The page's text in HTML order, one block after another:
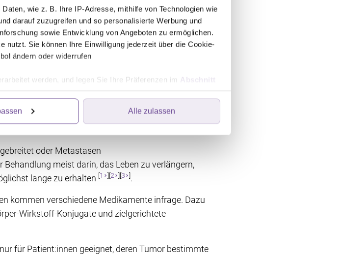
wie z. B. Ihre IP-Adresse, mithilfe von Technologien wie
darauf zuzugreifen und so personalisierte Werbung und
sowie Entwicklung von Angeboten zu ermöglichen.
nutzt. Sie können Ihre Einwilligung jederzeit über die Cookie-
ändern oder widerrufen
werden, und legen Sie Ihre Präferenzen im Abschnitt
im Endgerät eines Seitenbesuchers speichern oder dort
Dies alles hilft uns, unsere Website optimal zu gestalten
indem Sie auf das runde Icon in der linken unteren Ecke
Alle zulassen
eine andere Form der Harnableitung sein 1 2
blasenerhaltende trimodale Therapieinfrage.
einer Strahlentherapie und einer begleitenden
ist oder Metastasen gebildet
oder Metastasen
meist darin, das Leben zu verlängern,
lange zu erhalten [1 ][2 ][3 ].
kommen verschiedene Medikamente infrage. Dazu
Wirkstoff-Konjugate und zielgerichtete
für Patient:innen geeignet, deren Tumor bestimmte